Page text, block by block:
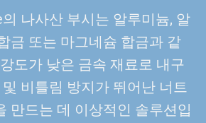
나사산 부시는 알루미늄, 알
금 또는 마그네슘 합금과 같
도가 낮은 금속 재료로 내구
및 비틀림 방지가 뛰어난 너트
만드는 데 이상적인 솔루션입